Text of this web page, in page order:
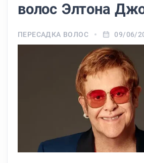
волос Элтона
ПЕРЕСАДКА ВОЛОС 09/06/